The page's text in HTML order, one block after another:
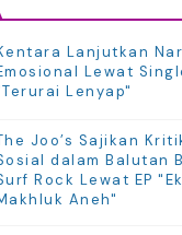
Lanjutkan
Lewat
Lenyap"
Joo’s Sajikan
dalam Balutan
Rock Lewat EP
Aneh"